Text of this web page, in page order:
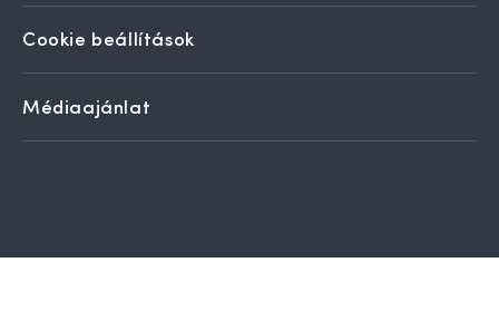
Cookie beállítások
Médiaajánlat